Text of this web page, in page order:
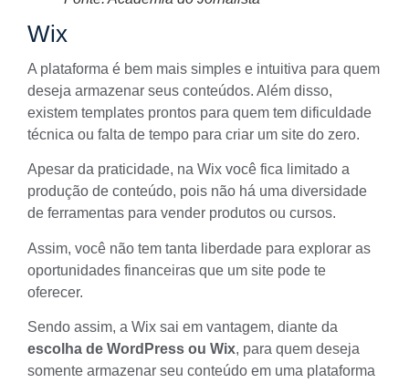
Wix
A plataforma é bem mais simples e intuitiva para quem
deseja armazenar seus conteúdos. Além disso,
existem templates prontos para quem tem dificuldade
técnica ou falta de tempo para criar um site do zero.
Apesar da praticidade, na Wix você fica limitado a
produção de conteúdo, pois não há uma diversidade
de ferramentas para vender produtos ou cursos.
Assim, você não tem tanta liberdade para explorar as
oportunidades financeiras que um site pode te
oferecer.
Sendo assim, a Wix sai em vantagem, diante da
escolha de WordPress ou Wix, para quem deseja
somente armazenar seu conteúdo em uma plataforma